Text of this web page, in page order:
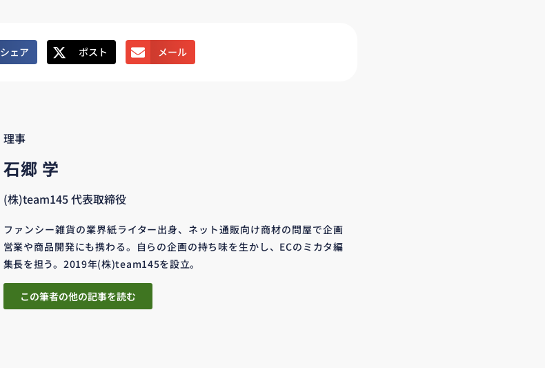
シェア ポスト メール
理事
石郷 学
(株)team145 代表取締役
ファンシー雑貨の業界紙ライター出身、ネット通販向け商材の問屋で企画
営業や商品開発にも携わる。自らの企画の持ち味を生かし、ECのミカタ編
集長を担う。2019年(株)team145を設立。
この筆者の他の記事を読む